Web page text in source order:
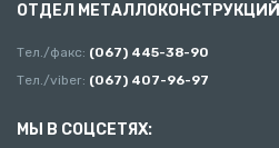
ОТДЕЛ МЕТАЛЛОКОНСТРУКЦИЙ
Тел./факс: (067) 445-38-90
Тел./viber: (067) 407-96-97
МЫ В СОЦСЕТЯХ: